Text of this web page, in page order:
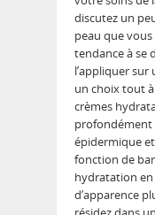
discutez un
peau que vous
tendance à se
l’appliquer
un choix tout
crèmes
profondément
épidermique
fonction de
hydratation
d’apparence